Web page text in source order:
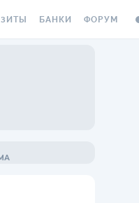
И ОТВЕТЫ
БАНКИ ФОРУМ